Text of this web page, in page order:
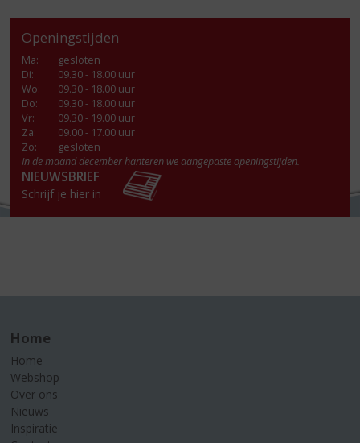
Openingstijden
Ma:
gesloten
Di:
09.30 - 18.00 uur
Wo:
09.30 - 18.00 uur
Do:
09.30 - 18.00 uur
Vr:
09.30 - 19.00 uur
Za:
09.00 - 17.00 uur
Zo:
gesloten
In de maand december hanteren we aangepaste openingstijden.
NIEUWSBRIEF
Schrijf je hier in
Home
Home
Webshop
Over ons
Nieuws
Inspiratie